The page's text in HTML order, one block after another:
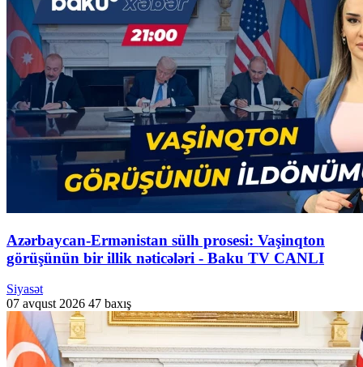
Azərbaycan-Ermənistan sülh prosesi: Vaşinqton
görüşünün bir illik nəticələri - Baku TV CANLI
Siyasət
07 avqust 2026 47 baxış